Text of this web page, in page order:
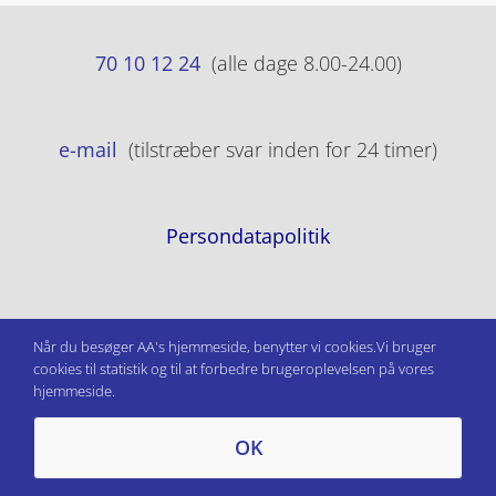
70 10 12 24 (alle dage 8.00-24.00)
e-mail (tilstræber svar inden for 24 timer)
Persondatapolitik
Når du besøger AA's hjemmeside, benytter vi cookies.Vi bruger
cookies til statistik og til at forbedre brugeroplevelsen på vores
hjemmeside.
OK